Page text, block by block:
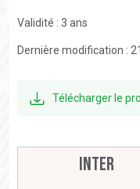
Validité : 3 ans
Dernière modification :
Télécharger le
Inter